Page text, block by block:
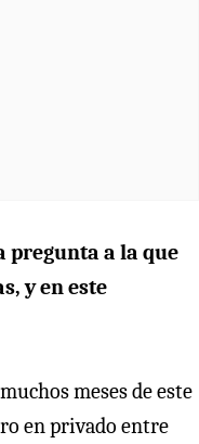
pregunta a la que
y en este
meses de este
en privado entre